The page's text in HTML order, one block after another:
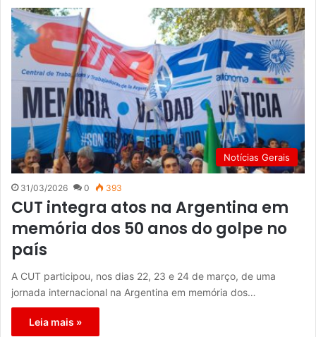
Notícias Gerais
31/03/2026 0 393
CUT integra atos na Argentina em
memória dos 50 anos do golpe no
país
A CUT participou, nos dias 22, 23 e 24 de março, de uma
jornada internacional na Argentina em memória dos…
Leia mais »